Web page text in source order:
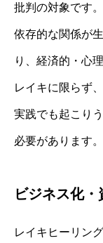
批判の対象です。
依存的な関係が
り、経済的・心
レイキに限らず
実践でも起こり
必要があります。
ビジネス化
レイキヒーリン